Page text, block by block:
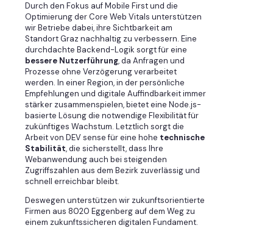
Durch den Fokus auf Mobile First und die
Optimierung der Core Web Vitals unterstützen
wir Betriebe dabei, ihre Sichtbarkeit am
Standort Graz nachhaltig zu verbessern. Eine
durchdachte Backend-Logik sorgt für eine
bessere Nutzerführung, da Anfragen und
Prozesse ohne Verzögerung verarbeitet
werden. In einer Region, in der persönliche
Empfehlungen und digitale Auffindbarkeit immer
stärker zusammenspielen, bietet eine Node.js-
basierte Lösung die notwendige Flexibilität für
zukünftiges Wachstum. Letztlich sorgt die
Arbeit von DEV sense für eine hohe technische
Stabilität, die sicherstellt, dass Ihre
Webanwendung auch bei steigenden
Zugriffszahlen aus dem Bezirk zuverlässig und
schnell erreichbar bleibt.
Deswegen unterstützen wir zukunftsorientierte
Firmen aus 8020 Eggenberg auf dem Weg zu
einem zukunftssicheren digitalen Fundament.